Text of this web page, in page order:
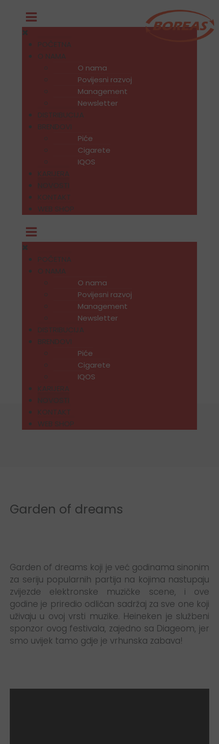
POČETNA
O NAMA
O nama
Povijesni razvoj
Management
Newsletter
DISTRIBUCIJA
BRENDOVI
Piće
Cigarete
IQOS
KARIJERA
NOVOSTI
KONTAKT
WEB SHOP
POČETNA
O NAMA
O nama
Povijesni razvoj
Management
Newsletter
DISTRIBUCIJA
BRENDOVI
Piće
Cigarete
IQOS
KARIJERA
NOVOSTI
KONTAKT
WEB SHOP
Garden of dreams
Garden of dreams koji je već godinama sinonim
za seriju popularnih partija na kojima nastupaju
zvijezde elektronske muzičke scene, i ove
godine je priredio odličan sadržaj za sve one koji
uživaju u ovoj vrsti muzike. Heineken je službeni
sponzor ovog festivala, zajedno sa Diageom, jer
smo uvijek tamo gdje je vrhunska zabava!